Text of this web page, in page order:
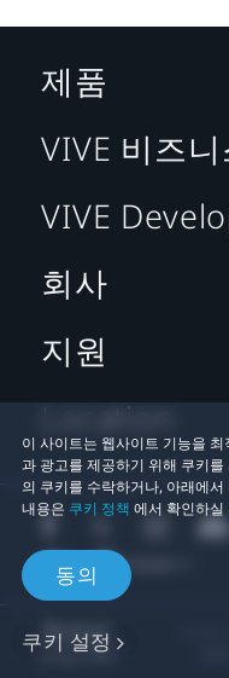
이 사이트는 웹사이트 기능을
과 광고를 제공하기 위해 쿠키
의 쿠키를 수락하거나, 아래에
내용은 쿠키 정책 에서 확인하실
동의
쿠키 설정
제품
VIVE 비즈니
VIVE
회사
지원
Location